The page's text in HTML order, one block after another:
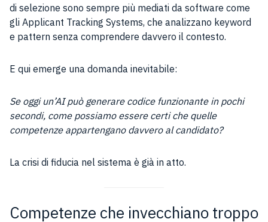
di selezione sono sempre più mediati da software come
gli Applicant Tracking Systems, che analizzano keyword
e pattern senza comprendere davvero il contesto.
E qui emerge una domanda inevitabile:
Se oggi un’AI può generare codice funzionante in pochi
secondi, come possiamo essere certi che quelle
competenze appartengano davvero al candidato?
La crisi di fiducia nel sistema è già in atto.
Competenze che invecchiano troppo